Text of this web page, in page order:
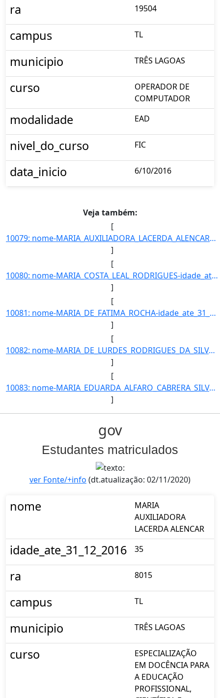
ra 19504
campus TL
municipio TRÊS LAGOAS
curso
OPERADOR DE
COMPUTADOR
modalidade EAD
nivel_do_curso FIC
data_inicio 6/10/2016
Veja também:
[
10079: nome-MARIA_AUXILIADORA_LACERDA_ALENCAR-idade_ate_31_12_2016-35-ra-8015-campus-TL-municipio-TRES_LAGO]
]
[
10080: nome-MARIA_COSTA_LEAL_RODRIGUES-idade_ate_31_12_2016-18-ra-6619-campus-TL-municipio-TRES_LAGOAS-curs]
]
[
10081: nome-MARIA_DE_FATIMA_ROCHA-idade_ate_31_12_2016-58-ra---campus-TL-municipio-TRES_LAGOAS-curso-TECNIC]
]
[
10082: nome-MARIA_DE_LURDES_RODRIGUES_DA_SILVA-idade_ate_31_12_2016-37-ra-22873-campus-TL-municipio-TRES_LA]
]
[
10083: nome-MARIA_EDUARDA_ALFARO_CABRERA_SILVA-idade_ate_31_12_2016-17-ra-22864-campus-TL-municipio-TRES_LA]
]
gov
Estudantes matriculados
ver Fonte/+info (dt.atualização: 02/11/2020)
nome
MARIA
AUXILIADORA
LACERDA ALENCAR
idade_ate_31_12_2016 35
ra 8015
campus TL
municipio TRÊS LAGOAS
curso
ESPECIALIZAÇÃO
EM DOCÊNCIA PARA
A EDUCAÇÃO
PROFISSIONAL,